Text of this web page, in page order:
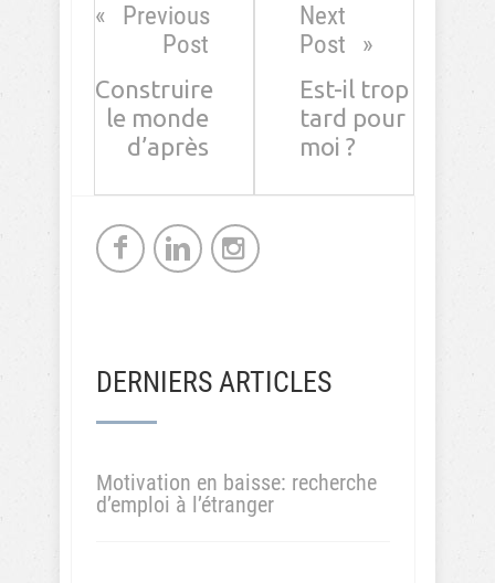
Previous
Post
Construire
le monde
d’après
Next
Post
Est-il trop
tard pour
moi ?
DERNIERS ARTICLES
Motivation en baisse: recherche
d’emploi à l’étranger